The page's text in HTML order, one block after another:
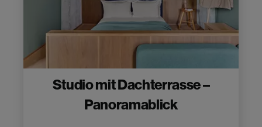
Studio mit Dachterrasse –
Panoramablick